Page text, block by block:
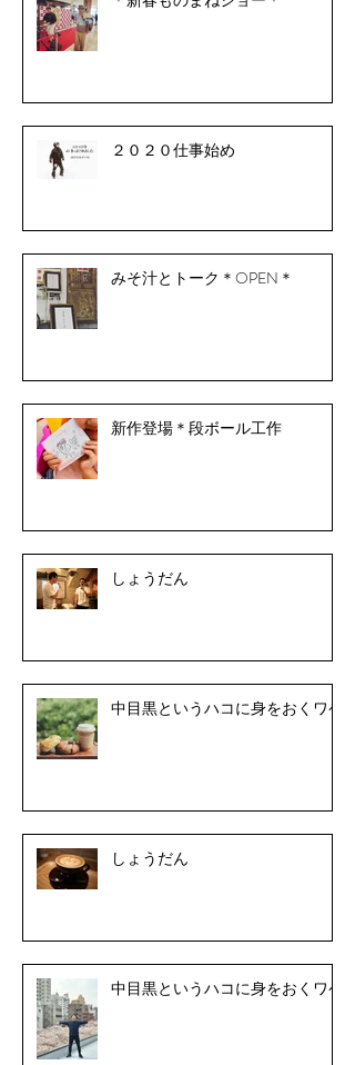
２０２０仕事始め
みそ汁とトーク＊OPEN＊
新作登場＊段ボール工作
しょうだん
中目黒というハコに身をおくワケ
しょうだん
中目黒というハコに身をおくワケ